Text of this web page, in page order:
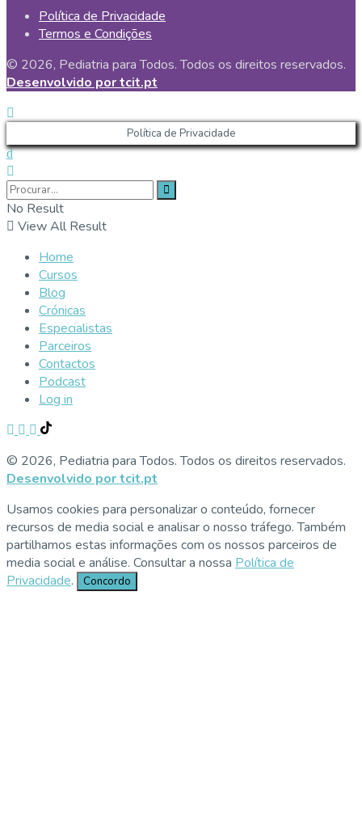
Política de Privacidade
Termos e Condições
© 2026, Pediatria para Todos. Todos os direitos reservados.
Desenvolvido por tcit.pt
Política de Privacidade
No Result
View All Result
Home
Cursos
Blog
Crónicas
Especialistas
Parceiros
Contactos
Podcast
Log in
© 2026, Pediatria para Todos. Todos os direitos reservados.
Desenvolvido por tcit.pt
Usamos cookies para personalizar o conteúdo, fornecer
recursos de media social e analisar o nosso tráfego. Também
partilhamos estas informações com os nossos parceiros de
media social e análise. Consultar a nossa Política de
Privacidade. Concordo